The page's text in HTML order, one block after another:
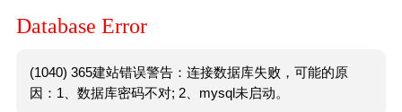
Database Error
(1040) 365建站错误警告：连接数据库失败，可能的原
因：1、数据库密码不对; 2、mysql未启动。